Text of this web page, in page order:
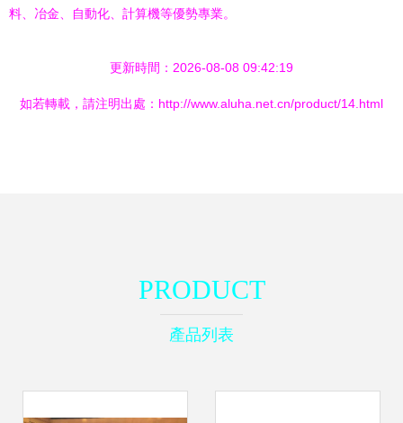
料、冶金、自動化、計算機等優勢專業。
更新時間：2026-08-08 09:42:19
如若轉載，請注明出處：http://www.aluha.net.cn/product/14.html
PRODUCT
產品列表